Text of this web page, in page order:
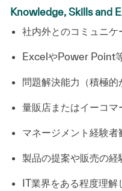
Knowledge, Skills and
社内外とのコミュニケ
ExcelやPower Point
問題解決能力（積極的
量販店またはイーコ
マネージメント経験者
製品の提案や販売の
IT業界をある程度理解